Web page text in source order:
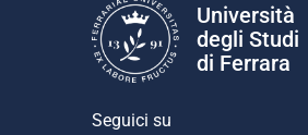
Università
degli Studi
di Ferrara
Seguici su